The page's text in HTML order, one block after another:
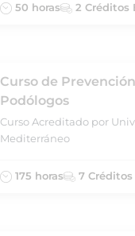
50 horas 2 Créditos
Curso de
Podólogos
Curso Acreditado por
Mediterráneo
175 horas 7 Créditos